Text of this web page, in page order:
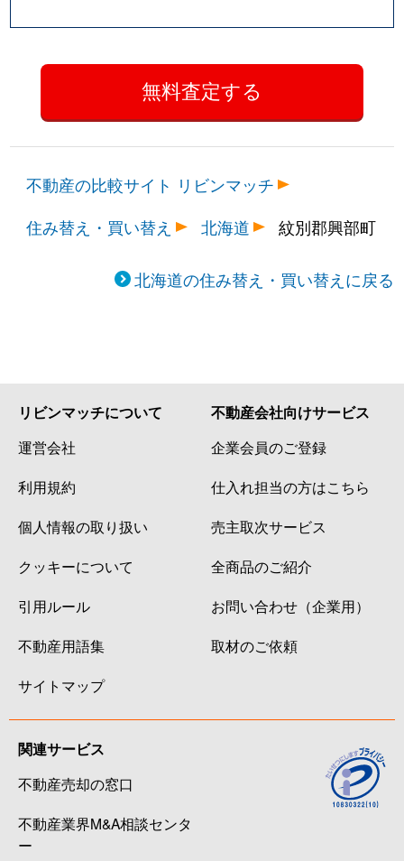
不動産の比較サイト リビンマッチ
住み替え・買い替え
北海道 紋別郡興部町
北海道の住み替え・買い替えに戻る
リビンマッチについて
運営会社
利用規約
個人情報の取り扱い
クッキーについて
引用ルール
不動産用語集
サイトマップ
不動産会社向けサービス
企業会員のご登録
仕入れ担当の方はこちら
売主取次サービス
全商品のご紹介
お問い合わせ（企業用）
取材のご依頼
関連サービス
不動産売却の窓口
不動産業界M&A相談センタ
ー